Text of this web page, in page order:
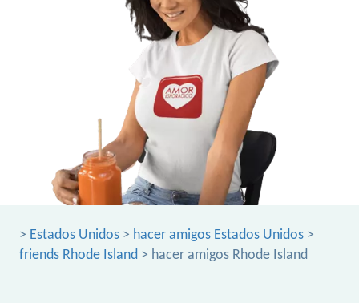
> Estados Unidos > hacer amigos Estados Unidos >
friends Rhode Island > hacer amigos Rhode Island